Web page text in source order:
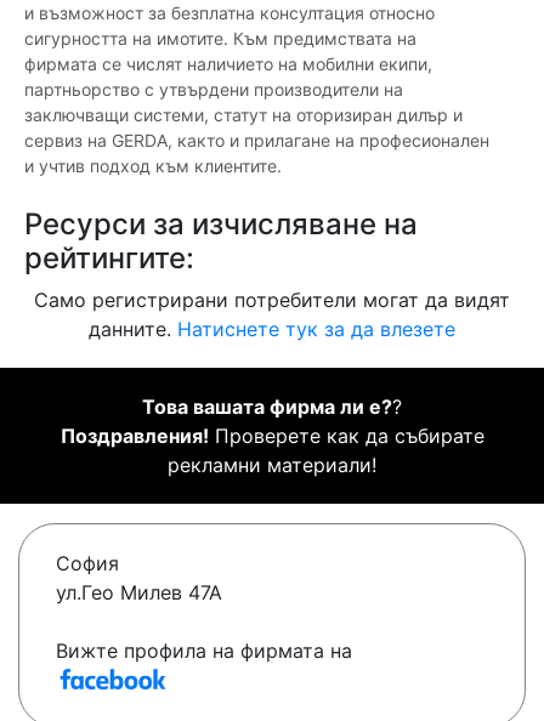
и възможност за безплатна консултация относно
сигурността на имотите. Към предимствата на
фирмата се числят наличието на мобилни екипи,
партньорство с утвърдени производители на
заключващи системи, статут на оторизиран дилър и
сервиз на GERDA, както и прилагане на професионален
и учтив подход към клиентите.
Ресурси за изчисляване на
рейтингите:
Само регистрирани потребители могат да видят
данните. Натиснете тук за да влезете
Това вашата фирма ли е??
Поздравления! Проверете как да събирате
рекламни материали!
София
ул.Гео Милев 47А
Вижте профила на фирмата на